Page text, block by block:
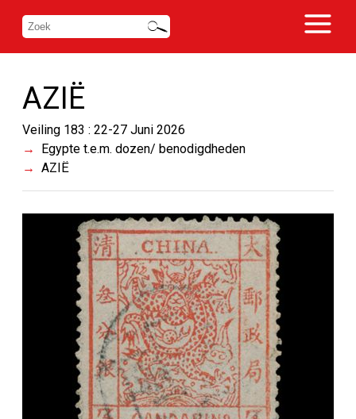
AZIË
Veiling 183 : 22-27 Juni 2026
Egypte t.e.m. dozen/ benodigdheden
AZIË